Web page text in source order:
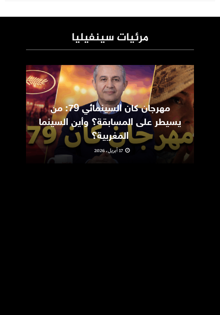
مرئيات سينفيليا
مهرجان كان السينمائي 79: من
يسيطر على المسابقة؟ وأين السينما
المغربية؟
17 أبريل، 2026